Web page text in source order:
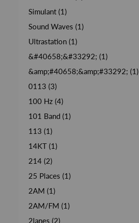
Simulant (1)
Sound Waves (1)
Ultrastation (1)
&#40658;&#33292; (1)
&amp;#40658;&amp;#33292; (1)
0113 (3)
100 Hz (4)
101 Band (1)
113 (1)
14KT (1)
214 (2)
25 Places (1)
2AM (1)
2AM/FM (1)
2lanes (2)